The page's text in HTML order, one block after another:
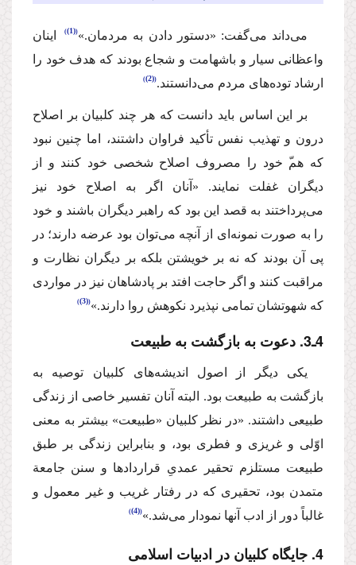
‌می‌داند می‌گفت: «دستور دادن به مردمان.» (1)
‌ اینان
واعظانی سیار و باشهامت و شجاع‌ بودند كه هدف خود را
ارشاد توده‌های مردم می‌دانستند. (2)
‌بر این اساس باید دانست كه هر چند كلبیان بر اصلاح
درون‌ و تهذیب نفس‌ تأكید فراوان داشتند، اما چنین نبود
كه هم‌‌ّ خود را مصروف اصلاح شخصی خود كنند و از
دیگران غفلت نمایند. «آنان اگر به اصلاح خود نیز
می‌پرداختند به قصد این بود كه راهبر دیگران باشند و خود
را به صورت نمونه‌ای از آنچه می‌توان بود عرضه دارند؛ در
پی آن بودند كه نه بر خویشتن بلكه بر دیگران نظارت و
مراقبت كنند و اگر حاجت افتد بر پادشاهان نیز در مواردی
كه شهوتشان تمامی نپذیرد نكوهش روا دارند.» (3)
4ـ3. دعوت به بازگشت به طبیعت
یكی دیگر از اصول اندیشه‌های كلبیان توصیه به
بازگشت به طبیعت بود. البته آنان تفسیر خاصی از زندگی
طبیعی داشتند. «در نظر كلبیان «طبیعت» بیشتر به معنی
اوّلی و غریزی و فطری بود،‌ و بنابراین زندگی بر طبق
طبیعت مستلزم تحقیر عمدیِ قراردادها و سنن جامعة‌
متمدن بود، تحقیری كه در رفتار غریب و غیر معمول و
غالباً دور از ادب آنها نمودار می‌شد.» (4)
4. جایگاه كلبیان در ادبیات اسلامی